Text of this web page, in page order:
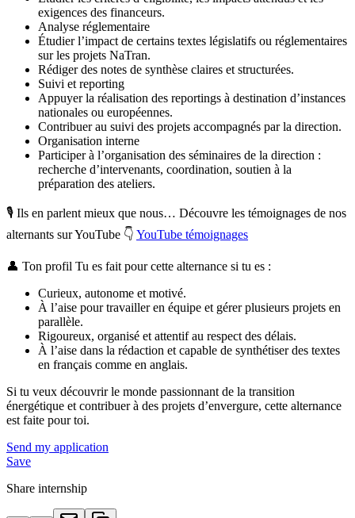
exigences des financeurs.
Analyse réglementaire
Étudier l’impact de certains textes législatifs ou réglementaires
sur les projets NaTran.
Rédiger des notes de synthèse claires et structurées.
Suivi et reporting
Appuyer la réalisation des reportings à destination d’instances
nationales ou européennes.
Contribuer au suivi des projets accompagnés par la direction.
Organisation interne
Participer à l’organisation des séminaires de la direction :
recherche d’intervenants, coordination, soutien à la
préparation des ateliers.
🎙️ Ils en parlent mieux que nous… Découvre les témoignages de nos
alternants sur YouTube 👇 YouTube témoignages
👤 Ton profil Tu es fait pour cette alternance si tu es :
Curieux, autonome et motivé.
À l’aise pour travailler en équipe et gérer plusieurs projets en
parallèle.
Rigoureux, organisé et attentif au respect des délais.
À l’aise dans la rédaction et capable de synthétiser des textes
en français comme en anglais.
Si tu veux découvrir le monde passionnant de la transition
énergétique et contribuer à des projets d’envergure, cette alternance
est faite pour toi.
Send my application
Save
Share internship